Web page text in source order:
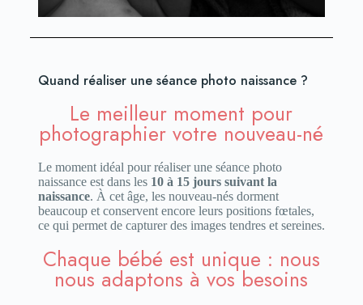
Quand réaliser une séance photo naissance ?
Le meilleur moment pour
photographier votre nouveau-né
Le moment idéal pour réaliser une séance photo
naissance est dans les 10 à 15 jours suivant la
naissance. À cet âge, les nouveau-nés dorment
beaucoup et conservent encore leurs positions fœtales,
ce qui permet de capturer des images tendres et sereines.
Chaque bébé est unique : nous
nous adaptons à vos besoins